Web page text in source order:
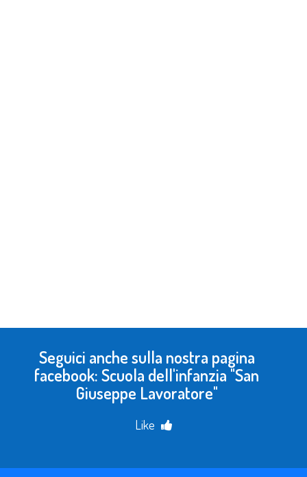
Seguici anche sulla nostra pagina
facebook: Scuola dell'infanzia "San
Giuseppe Lavoratore"
Like